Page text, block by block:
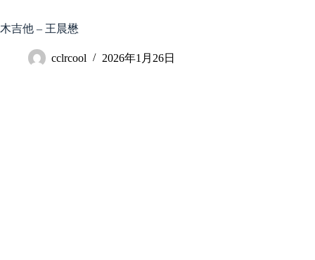
至
内
木吉他 – 王晨懋
cclrcool 2026年1月26日